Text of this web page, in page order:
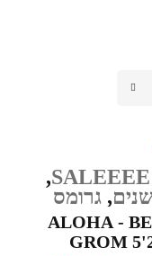
,
, גרומס
ALOHA -
GROM